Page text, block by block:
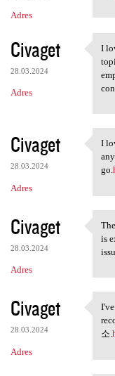
Adres
Civaget
28.03.2024
Adres
I
I
Civaget
28.03.2024
Adres
I
I
go.
Civaget
28.03.2024
Adres
is
Civaget
28.03.2024
Adres
I've
소.